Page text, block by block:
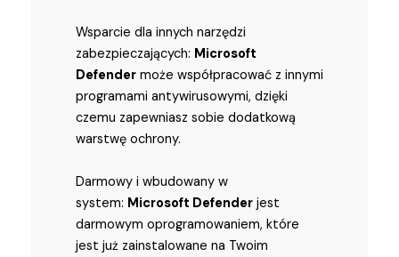
Wsparcie dla innych narzędzi
zabezpieczających: Microsoft
Defender może współpracować z innymi
programami antywirusowymi, dzięki
czemu zapewniasz sobie dodatkową
warstwę ochrony.
Darmowy i wbudowany w
system: Microsoft Defender jest
darmowym oprogramowaniem, które
jest już zainstalowane na Twoim